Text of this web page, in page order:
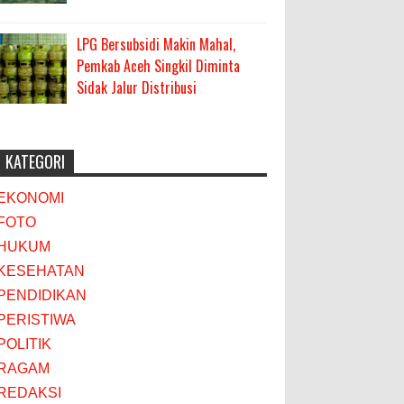
LPG Bersubsidi Makin Mahal,
Pemkab Aceh Singkil Diminta
Sidak Jalur Distribusi
KATEGORI